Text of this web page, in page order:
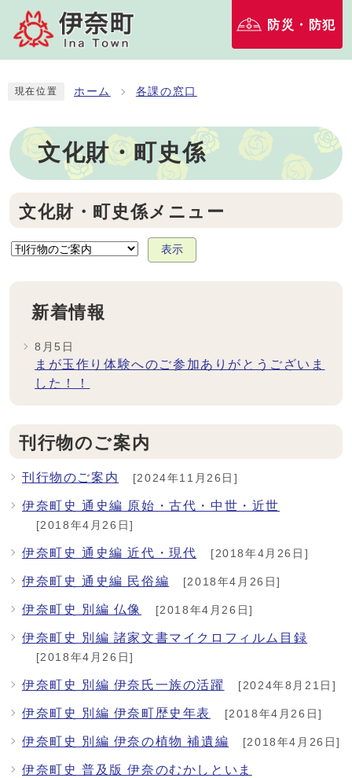
防災・防犯
現在位置 ホーム 各課の窓口
文化財・町史係
文化財・町史係メニュー
表示
新着情報
8月5日
まが玉作り体験へのご参加ありがとうございま
した！！
刊行物のご案内
刊行物のご案内 [2024年11月26日]
伊奈町史 通史編 原始・古代・中世・近世
[2018年4月26日]
伊奈町史 通史編 近代・現代 [2018年4月26日]
伊奈町史 通史編 民俗編 [2018年4月26日]
伊奈町史 別編 仏像 [2018年4月26日]
伊奈町史 別編 諸家文書マイクロフィルム目録
[2018年4月26日]
伊奈町史 別編 伊奈氏一族の活躍 [2024年8月21日]
伊奈町史 別編 伊奈町歴史年表 [2018年4月26日]
伊奈町史 別編 伊奈の植物 補遺編 [2018年4月26日]
伊奈町史 普及版 伊奈のむかしといま